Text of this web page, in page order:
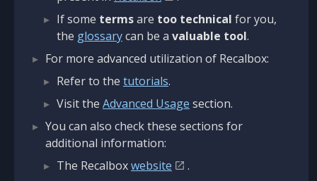
If some termsare too technical for you,
the glossarycan be a valuable tool.
For more advanced utilization of Recalbox:
Refer to the tutorials.
Visit the Advanced Usage section.
You can also check these sections for
additional information:
The Recalboxwebsite
.